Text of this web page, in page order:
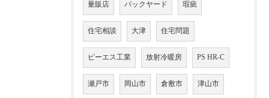
量販店 バックヤード 瑕疵
住宅相談 大津 住宅問題
ピーエス工業 放射冷暖房 PS HR-C
瀬戸市 岡山市 倉敷市 津山市